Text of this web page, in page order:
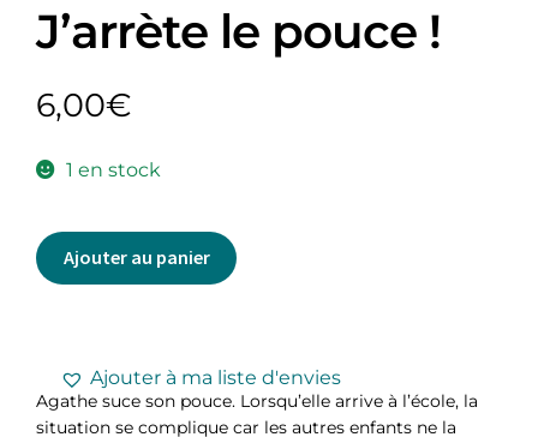
J’arrète le pouce !
6,00€
1 en stock
Ajouter au panier
Ajouter à ma liste d'envies
Agathe suce son pouce. Lorsqu’elle arrive à l’école, la
situation se complique car les autres enfants ne la